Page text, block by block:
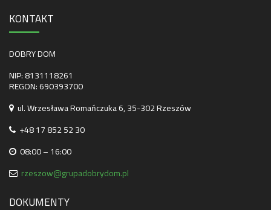
KONTAKT
DOBRY DOM
NIP: 8131118261
REGON: 690393700
ul. Wrzesława Romańczuka 6, 35-302 Rzeszów
+48 17 852 52 30
08:00 – 16:00
rzeszow@grupadobrydom.pl
DOKUMENTY